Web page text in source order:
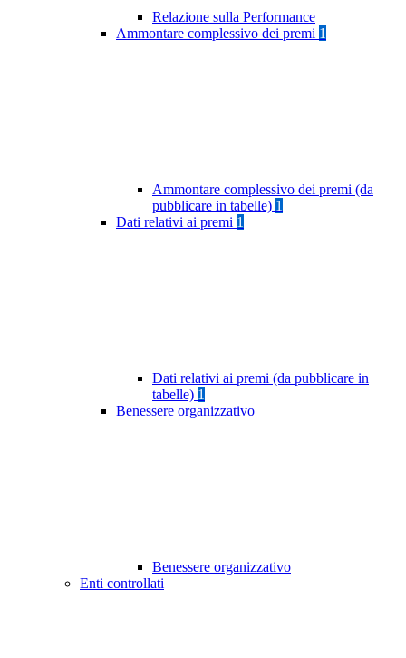
Relazione sulla Performance
Ammontare complessivo dei premi 1
Ammontare complessivo dei premi (da
pubblicare in tabelle) 1
Dati relativi ai premi 1
Dati relativi ai premi (da pubblicare in
tabelle) 1
Benessere organizzativo
Benessere organizzativo
Enti controllati